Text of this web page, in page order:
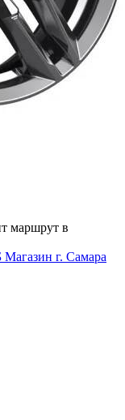
маршрут в
Магазин г. Самара